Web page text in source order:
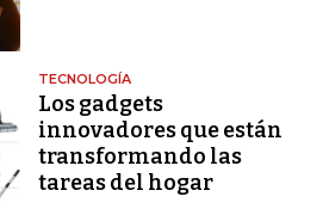
TECNOLOGÍA
Los gadgets
innovadores que están
transformando las
tareas del hogar